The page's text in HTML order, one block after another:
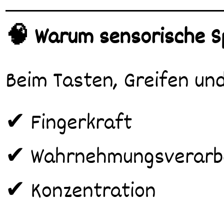
🧠 Warum sensorische
Beim Tasten, Greifen
✔ Fingerkraft
✔
✔ Konzentration